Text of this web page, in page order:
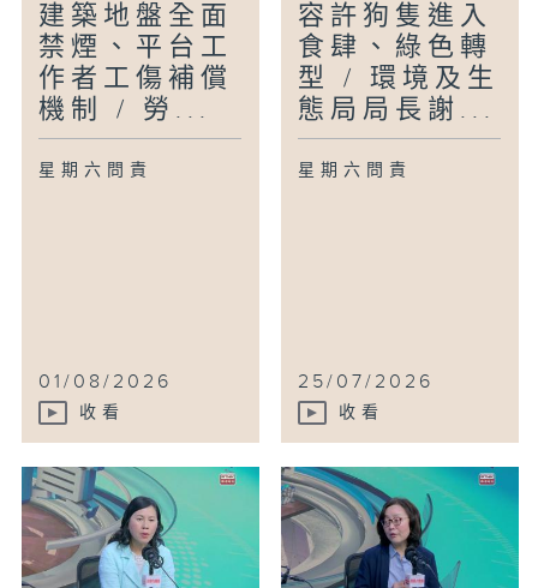
建築地盤全面
禁煙、平台工
作者工傷補償
機制 / 勞...
星期六問責
01/08/2026
收看
容許狗隻進入
食肆、綠色轉
型 / 環境及生
態局局長謝...
星期六問責
25/07/2026
收看